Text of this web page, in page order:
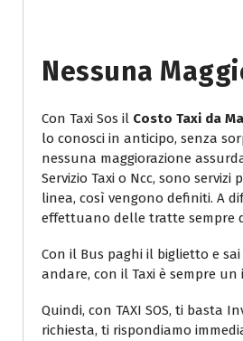
Nessuna
Con Taxi Sos il Costo Taxi da
lo conosci in anticipo, senza
nessuna maggiorazione
Servizio Taxi o Ncc, sono servizi
linea, così vengono definiti. A
effettuano delle tratte sempre
Con il Bus paghi il biglietto e
andare, con il Taxi è sempre un
Quindi, con TAXI SOS, ti basta
richiesta, ti rispondiamo